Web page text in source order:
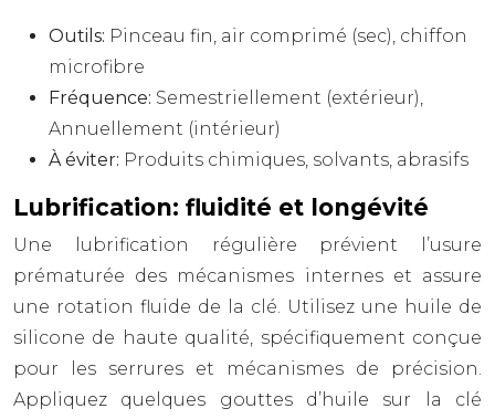
Outils: Pinceau fin, air comprimé (sec), chiffon
microfibre
Fréquence: Semestriellement (extérieur),
Annuellement (intérieur)
À éviter: Produits chimiques, solvants, abrasifs
Lubrification: fluidité et longévité
Une lubrification régulière prévient l’usure
prématurée des mécanismes internes et assure
une rotation fluide de la clé. Utilisez une huile de
silicone de haute qualité, spécifiquement conçue
pour les serrures et mécanismes de précision.
Appliquez quelques gouttes d’huile sur la clé